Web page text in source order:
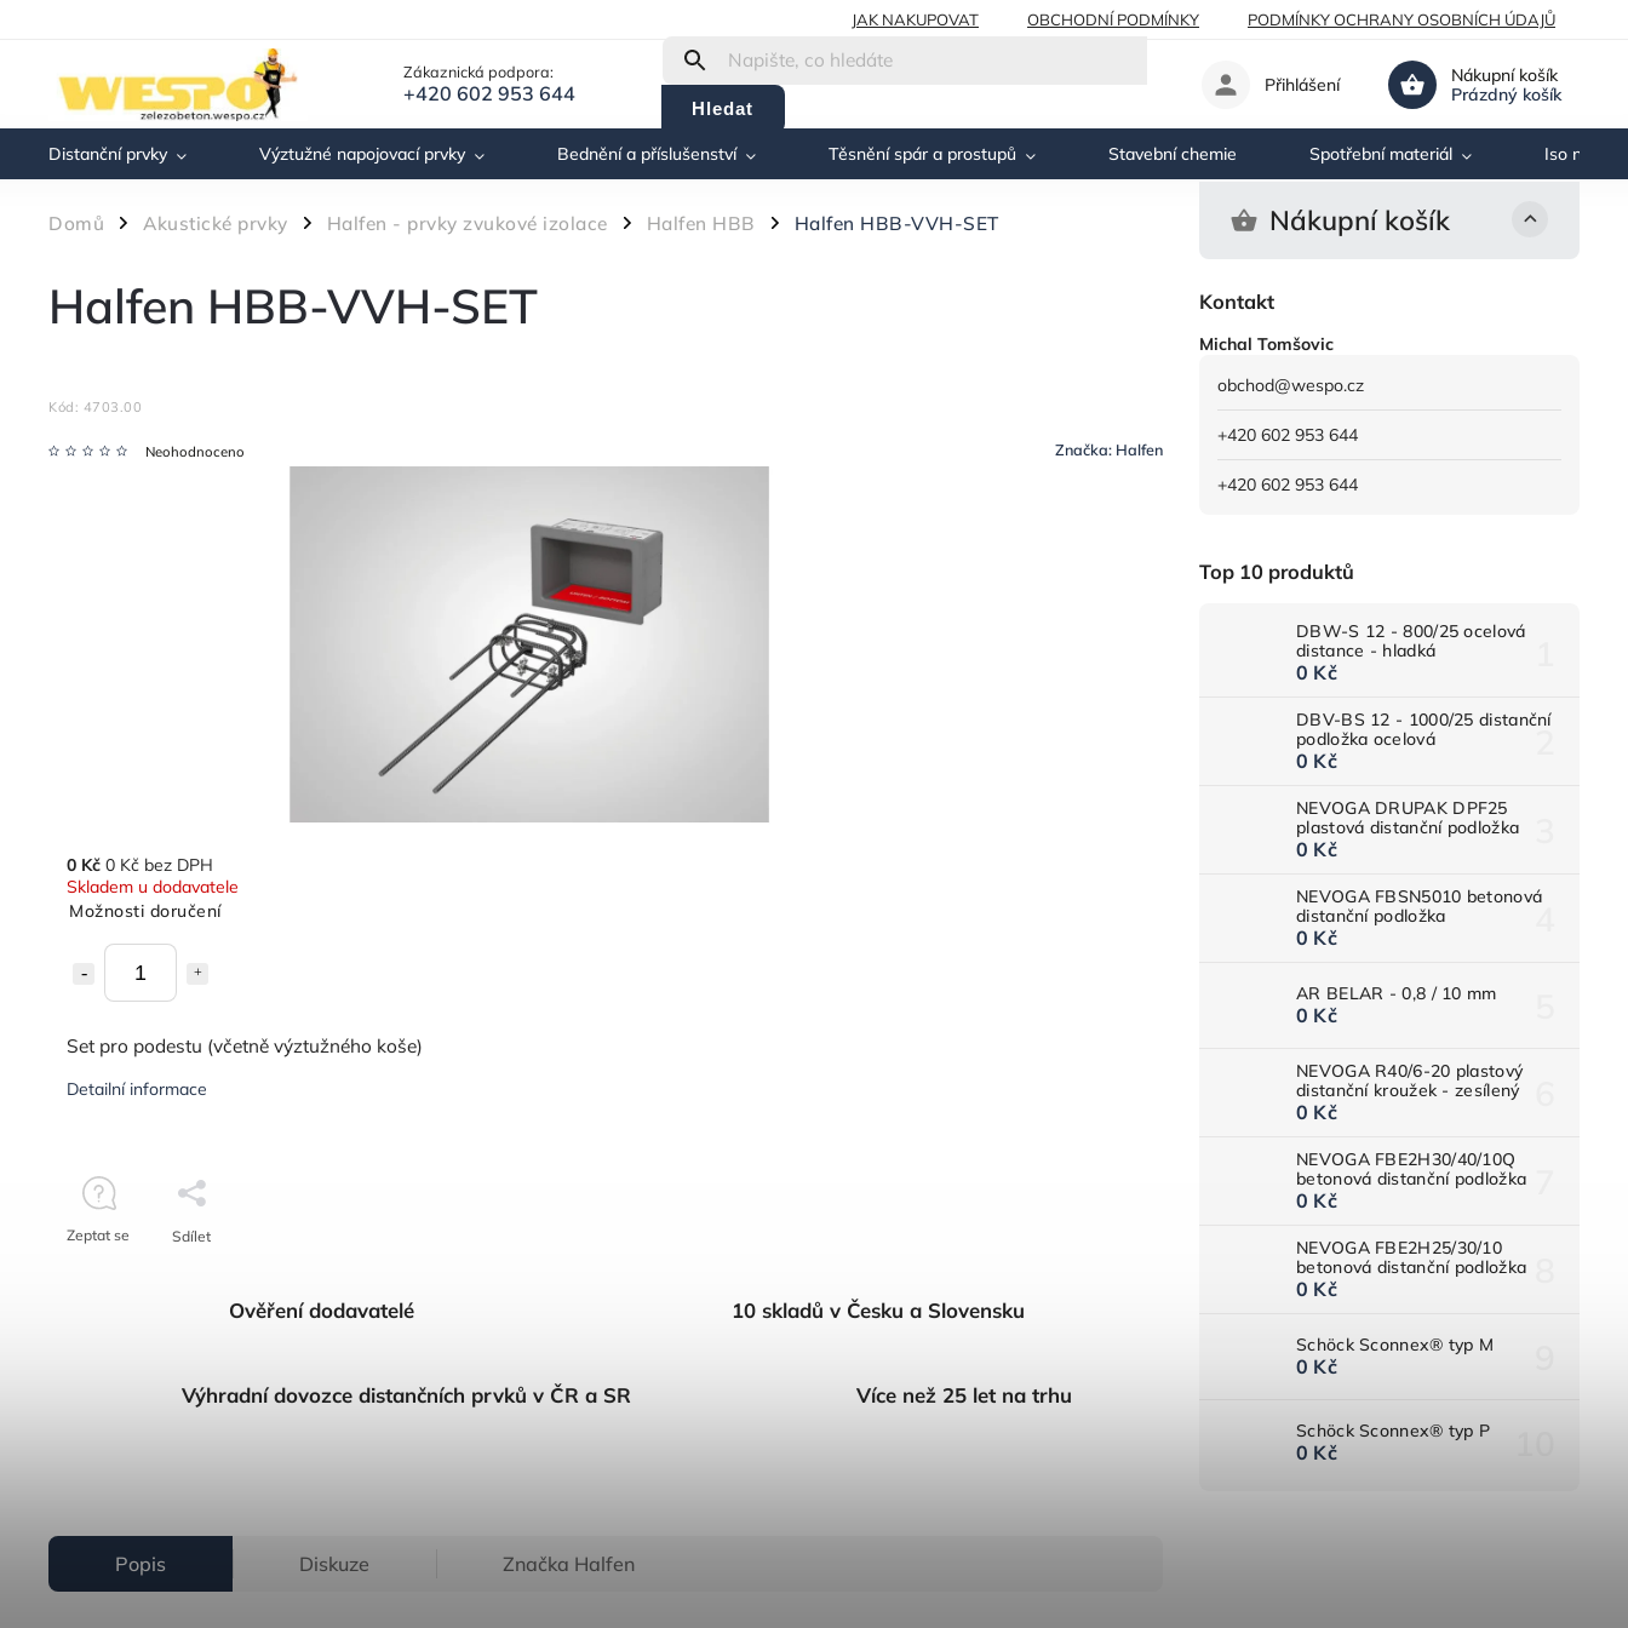
JAK NAKUPOVAT OBCHODNÍ PODMÍNKY PODMÍNKY OCHRANY OSOBNÍCH ÚDAJŮ
Zákaznická podpora:
+420 602 953 644
Hledat
Nákupní košík
Prázdný košík
Přihlášení
Distanční prvky Výztužné napojovací prvky Bednění a příslušenství Těsnění spár a prostupů Stavební chemie Spotřební materiál Iso
Domů / Akustické prvky / Halfen - prvky zvukové izolace / Halfen HBB / Halfen HBB-VVH-SET Nákupní košík
Kontakt
Michal Tomšovic
obchod@wespo.cz
+420 602 953 644
+420 602 953 644
Top 10 produktů
DBW-S 12 - 800/25 ocelová
distance - hladká
0 Kč
DBV-BS 12 - 1000/25 distanční
podložka ocelová
0 Kč
NEVOGA DRUPAK DPF25
plastová distanční podložka
0 Kč
NEVOGA FBSN5010 betonová
distanční podložka
0 Kč
AR BELAR - 0,8 / 10 mm
0 Kč
NEVOGA R40/6-20 plastový
distanční kroužek - zesílený
0 Kč
NEVOGA FBE2H30/40/10Q
betonová distanční podložka
0 Kč
NEVOGA FBE2H25/30/10
betonová distanční podložka
0 Kč
Schöck Sconnex® typ M
0 Kč
Schöck Sconnex® typ P
0 Kč
Halfen HBB-VVH-SET
Kód: 4703.00
Neohodnoceno Značka: Halfen
0 Kč 0 Kč bez DPH
Skladem u dodavatele
Možnosti doručení
Set pro podestu (včetně výztužného koše)
Detailní informace
Zeptat se Sdílet
Ověření dodavatelé 10 skladů v Česku a Slovensku
Výhradní dovozce distančních prvků v ČR a SR Více než 25 let na trhu
Popis Diskuze Značka Halfen